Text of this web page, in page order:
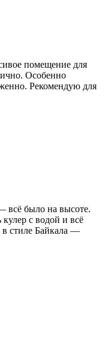
помещение для
Особенно
Рекомендую для
всё было на высоте.
с водой и всё
в стиле Байкала —